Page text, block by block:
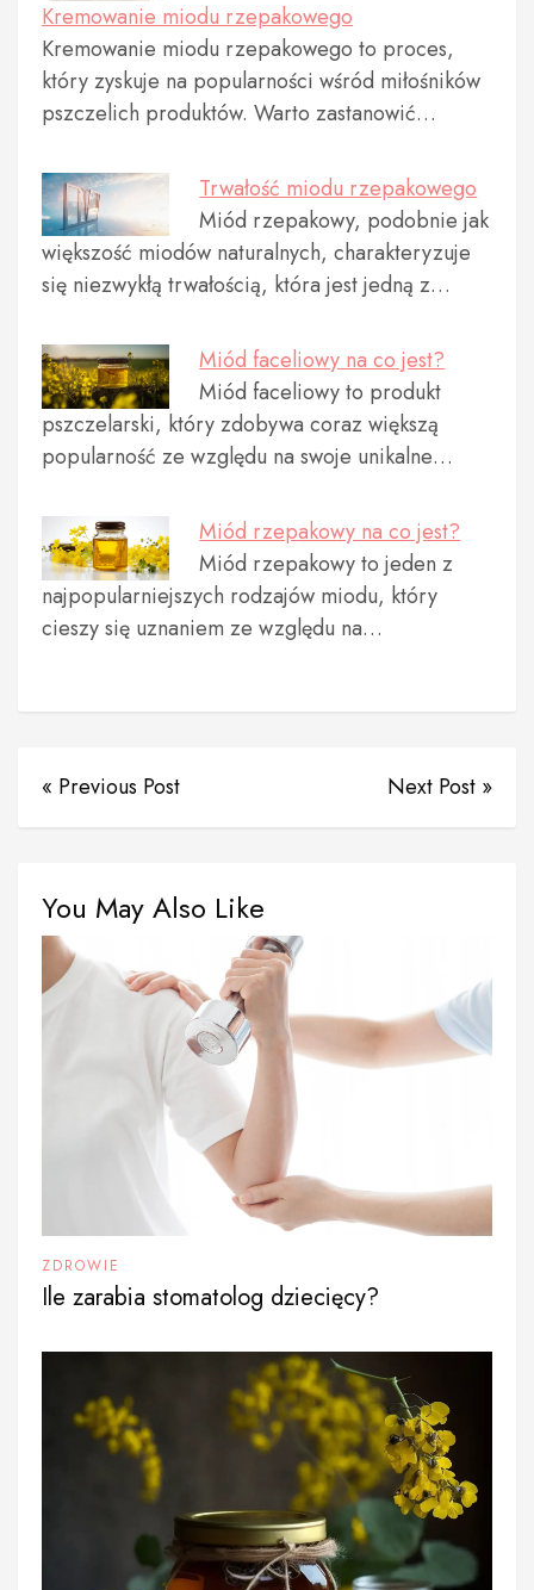
Kremowanie miodu rzepakowego
Kremowanie miodu rzepakowego to proces,
który zyskuje na popularności wśród miłośników
pszczelich produktów. Warto zastanowić…
Trwałość miodu rzepakowego
Miód rzepakowy, podobnie jak
większość miodów naturalnych, charakteryzuje
się niezwykłą trwałością, która jest jedną z…
Miód faceliowy na co jest?
Miód faceliowy to produkt
pszczelarski, który zdobywa coraz większą
popularność ze względu na swoje unikalne…
Miód rzepakowy na co jest?
Miód rzepakowy to jeden z
najpopularniejszych rodzajów miodu, który
cieszy się uznaniem ze względu na…
« Previous Post Next Post »
You May Also Like
ZDROWIE
Ile zarabia stomatolog dziecięcy?